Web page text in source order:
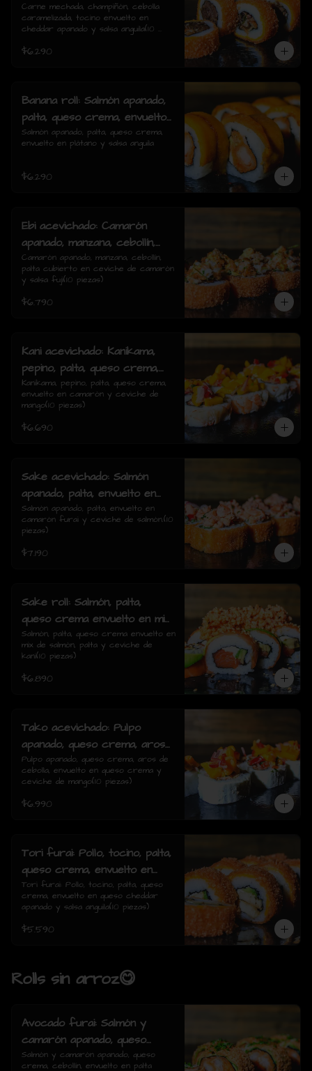
caramelizada, tocino envuelto
en cheddar apanado y salsa
Carne mechada, champiñón, cebolla
caramelizada, tocino envuelto en
cheddar apanado y salsa anguila(10
$6.290
Banana roll: Salmón apanado,
palta, queso crema, envuelto
en plátano y salsa anguila(10
rolls)
Salmón apanado, palta, queso crema,
envuelto en plátano y salsa anguila
$6.290
Ebi acevichado: Camarón
apanado, manzana, cebollín,
palta cubierto en ceviche de
camarón y salsa fuji(10
Camarón apanado, manzana, cebollín,
palta cubierto en ceviche de camarón
y salsa fuji(10 piezas)
$6.790
Kani acevichado: Kanikama,
pepino, palta, queso crema,
envuelto en camarón y
ceviche de mango(10 piezas)
Kanikama, pepino, palta, queso crema,
envuelto en camarón y ceviche de
mango(10 piezas)
$6.690
Sake acevichado: Salmón
apanado, palta, envuelto en
camarón furai y ceviche de
salmón.(10 piezas)
Salmón apanado, palta, envuelto en
camarón furai y ceviche de salmón.(10
piezas)
$7.190
Sake roll: Salmón, palta,
queso crema envuelto en mix
de salmón, palta y ceviche de
kani(10 piezas)
Salmón, palta, queso crema envuelto en
mix de salmón, palta y ceviche de
kani(10 piezas)
$6.890
Tako acevichado: Pulpo
apanado, queso crema, aros
de cebolla, envuelto en queso
crema y ceviche de mango(10
Pulpo apanado, queso crema, aros de
cebolla, envuelto en queso crema y
ceviche de mango(10 piezas)
$6.990
Tori furai: Pollo, tocino, palta,
queso crema, envuelto en
queso cheddar apanado y
salsa anguila(10 piezas)
Tori furai: Pollo, tocino, palta, queso
crema, envuelto en queso cheddar
apanado y salsa anguila(10 piezas)
$5.590
Rolls sin arroz😋
Avocado furai: Salmón y
camarón apanado, queso
crema, cebollín, envuelto en
Salmón y camarón apanado, queso
crema, cebollín, envuelto en palta